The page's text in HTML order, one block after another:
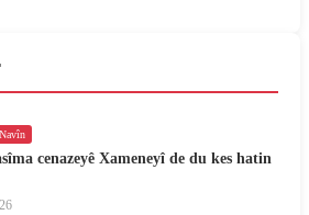
cenazeyê Xameneyî de du kes hatin